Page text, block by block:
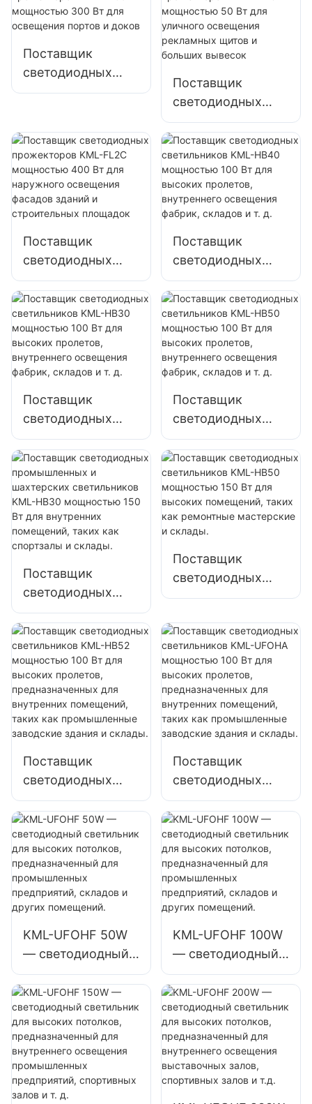
промышленных
рекламных щитов
и освещения
больших вывесок.
площадей и
парков
Поставщик
светодиодных
прожекторов
мощностью 300
Вт для освещения
портов и доков
Поставщик
светодиодных
прожекторов
KML-FL2C
мощностью 50 Вт
для уличного
освещения
рекламных щитов
и больших
Поставщик
светодиодных
прожекторов
KML-FL2C
мощностью 400
Вт для наружного
освещения
фасадов зданий и
строительных
площадок
Поставщик
светодиодных
светильников
KML-HB40
мощностью 100
Вт для высоких
пролетов,
внутреннего
освещения
фабрик, складов и
Поставщик
светодиодных
светильников
KML-HB30
мощностью 100
Вт для высоких
пролетов,
внутреннего
освещения
фабрик, складов и
т. д.
Поставщик
светодиодных
светильников
KML-HB50
мощностью 100
Вт для высоких
пролетов,
внутреннего
освещения
фабрик, складов и
Поставщик
светодиодных
промышленных и
шахтерских
светильников
KML-HB30
мощностью 150
Вт для внутренних
помещений, таких
как спортзалы и
склады.
Поставщик
светодиодных
светильников
мощностью 150
Вт для высоких
помещений, таких
как ремонтные
мастерские и
склады.
Поставщик
светодиодных
светильников
KML-HB52
мощностью 100
Вт для высоких
пролетов,
предназначенных
для внутренних
помещений, таких
как
заводские здания
и склады.
Поставщик
светодиодных
светильников
KML-UFOHA
мощностью 100
Вт для высоких
пролетов,
предназначенных
для внутренних
помещений, таких
как
заводские здания
и склады.
KML-UFOHF 50W
— светодиодный
светильник для
высоких
потолков,
предназначенный
для
промышленных
предприятий,
KML-UFOHF 100W
— светодиодный
светильник для
высоких
потолков,
предназначенный
для
промышленных
предприятий,